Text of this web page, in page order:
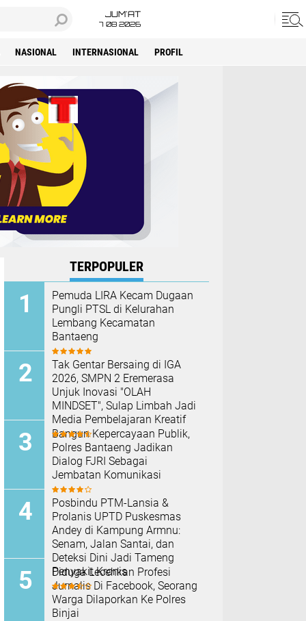
JUM'AT
7 08 2026
NASIONAL INTERNASIONAL PROFIL
TERPOPULER
Pemuda LIRA Kecam Dugaan
Pungli PTSL di Kelurahan
Lembang Kecamatan
Bantaeng
Tak Gentar Bersaing di IGA
2026, SMPN 2 Eremerasa
Unjuk Inovasi "OLAH
MINDSET", Sulap Limbah Jadi
Media Pembelajaran Kreatif
Bangun Kepercayaan Publik,
Polres Bantaeng Jadikan
Dialog FJRI Sebagai
Jembatan Komunikasi
Posbindu PTM-Lansia &
Prolanis UPTD Puskesmas
Andey di Kampung Armnu:
Senam, Jalan Santai, dan
Deteksi Dini Jadi Tameng
Penyakit Kronis
Diduga Lecehkan Profesi
Jurnalis Di Facebook, Seorang
Warga Dilaporkan Ke Polres
Binjai